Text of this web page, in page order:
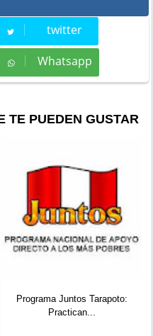
twitter
Tweet
Whatsapp
Whatsapp
TE PUEDEN GUSTAR
Programa Juntos Tarapoto:
Practican...